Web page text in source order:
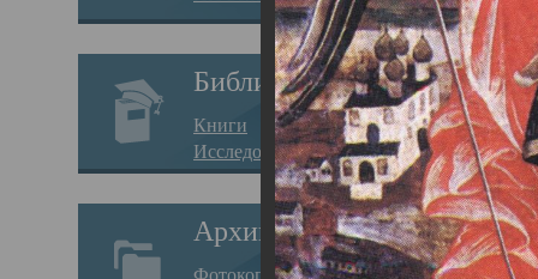
Библиотека
Книги
Исследования
Архив
Фотокопии дел